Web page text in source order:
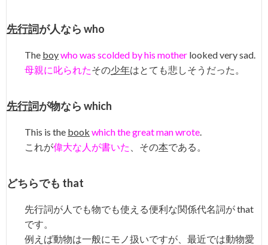
先行詞が人なら who
The boywho was scolded by his mother looked very sad.
母親に叱られたその少年はとても悲しそうだった。
先行詞が物なら which
This is the book which the great man wrote.
これが偉大な人が書いた 、その本である。
どちらでも that
先行詞が人でも物でも使える便利な関係代名詞が that
です。
例えば動物は一般にモノ扱いですが、最近では動物愛